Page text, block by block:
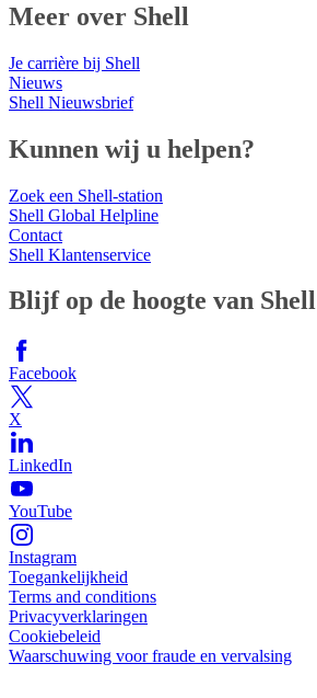
Meer over Shell
Je carrière bij Shell
Nieuws
Shell Nieuwsbrief
Kunnen wij u helpen?
Zoek een Shell-station
Shell Global Helpline
Contact
Shell Klantenservice
Blijf op de hoogte van Shell
Facebook
X
LinkedIn
YouTube
Instagram
Toegankelijkheid
Terms and conditions
Privacyverklaringen
Cookiebeleid
Waarschuwing voor fraude en vervalsing